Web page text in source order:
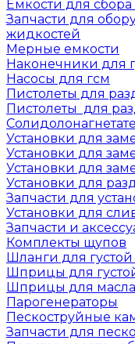
Емкости для сбора
Запчасти для
жидкостей
Мерные емкости
Наконечники для
Насосы для гсм
Пистолеты для
Пистолеты для
Установки для
Установки для
Установки для
Установки для
Запчасти для
Установки для
Запчасти и
Комплекты щупов
Шланги для густой
Шприцы для
Шприцы для масла
Парогенераторы
Пескоструйные
Запчасти для